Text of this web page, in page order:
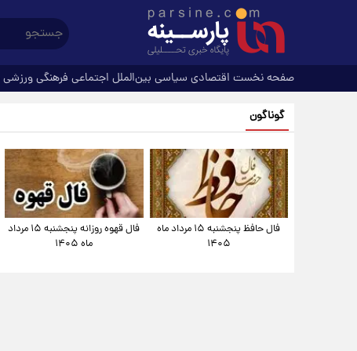
صفحه نخست اقتصادی سیاسی بین‌الملل اجتماعی فرهنگیورزشی
گوناگون
فال حافظ پنجشنبه ۱۵ مرداد ماه
۱۴۰۵
فال قهوه روزانه پنجشنبه ۱۵ مرداد
ماه ۱۴۰۵